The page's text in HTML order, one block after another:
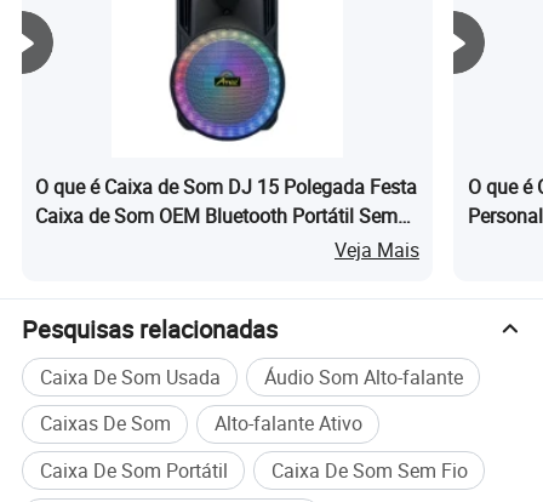
O que é Caixa de Som DJ 15 Polegada Festa
Caixa de Som OEM Bluetooth Portátil Sem
Fio para Exterior Al1552 Caixa de Som com
Veja Mais
O que é
Pesquisas relacionadas
Caixa De Som Usada
Áudio Som Alto-falante
Caixas De Som
Alto-falante Ativo
Caixa De Som Portátil
Caixa De Som Sem Fio